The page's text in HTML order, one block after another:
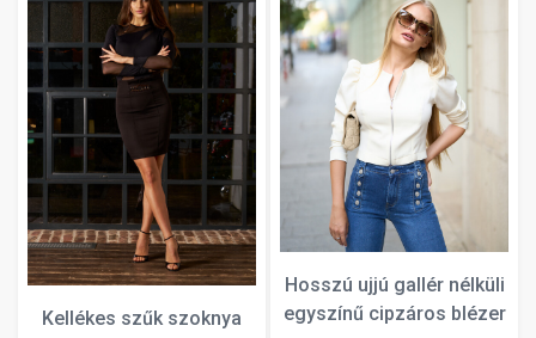
Kellékes szűk szoknya
Hosszú ujjú gallér nélküli
egyszínű cipzáros blézer